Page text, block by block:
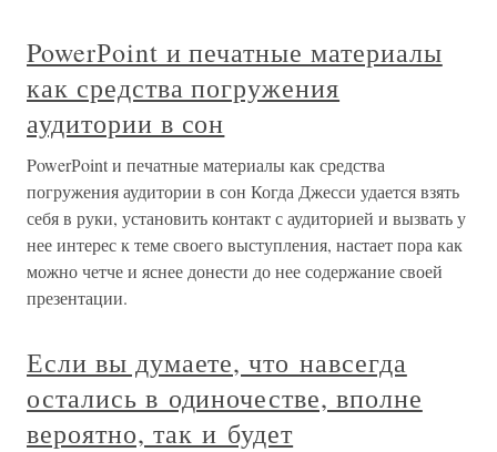
PowerРoint и печатные материалы
как средства погружения
аудитории в сон
PowerРoint и печатные материалы как средства
погружения аудитории в сон Когда Джесси удается взять
себя в руки, установить контакт с аудиторией и вызвать у
нее интерес к теме своего выступления, настает пора как
можно четче и яснее донести до нее содержание своей
презентации.
Если вы думаете, что навсегда
остались в одиночестве, вполне
вероятно, так и будет